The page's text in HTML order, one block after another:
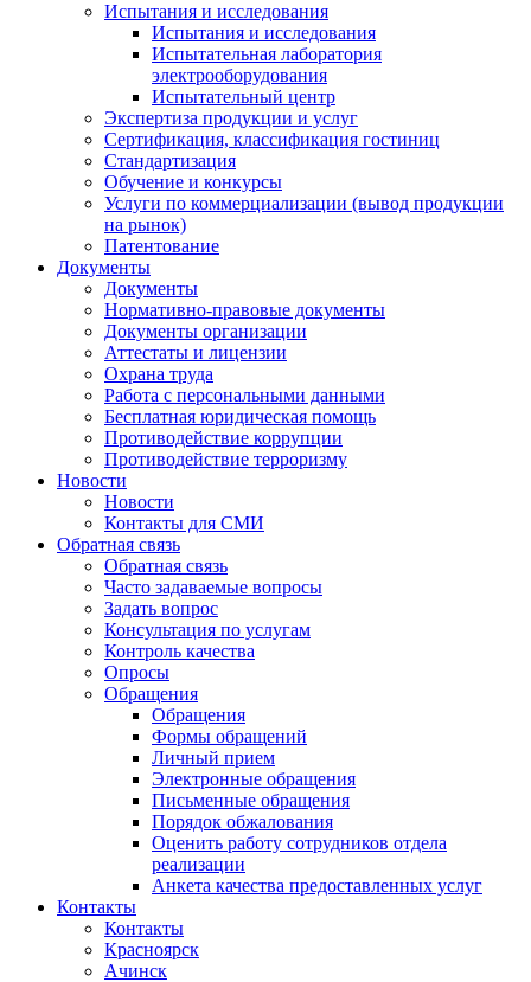
Испытания и исследования
Испытания и исследования
Испытательная лаборатория
электрооборудования
Испытательный центр
Экспертиза продукции и услуг
Сертификация, классификация гостиниц
Стандартизация
Обучение и конкурсы
Услуги по коммерциализации (вывод продукции
на рынок)
Патентование
Документы
Документы
Нормативно-правовые документы
Документы организации
Аттестаты и лицензии
Охрана труда
Работа с персональными данными
Бесплатная юридическая помощь
Противодействие коррупции
Противодействие терроризму
Новости
Новости
Контакты для СМИ
Обратная связь
Обратная связь
Часто задаваемые вопросы
Задать вопрос
Консультация по услугам
Контроль качества
Опросы
Обращения
Обращения
Формы обращений
Личный прием
Электронные обращения
Письменные обращения
Порядок обжалования
Оценить работу сотрудников отдела
реализации
Анкета качества предоставленных услуг
Контакты
Контакты
Красноярск
Ачинск